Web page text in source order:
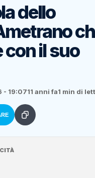
dello
con il suo
- 19:0711 anni fa1 min di